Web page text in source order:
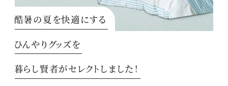
酷暑の夏を快適にする
ひんやりグッズを
暮らし賢者がセレクトしました！